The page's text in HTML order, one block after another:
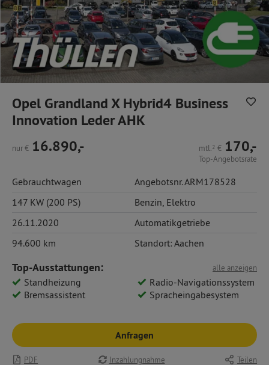
Opel Grandland X Hybrid4 Business
Innovation Leder AHK
nur€ 16.890,- mtl.2 € 170,-
Top-Angebotsrate
Gebrauchtwagen
Angebotsnr. ARM178528
147 KW (200 PS)
Benzin, Elektro
26.11.2020
Automatikgetriebe
94.600 km
Standort: Aachen
alle anzeigen
Top-Ausstattungen:
Standheizung
Radio-Navigationssystem
Bremsassistent
Spracheingabesystem
Anfragen
PDF Inzahlungnahme Teilen